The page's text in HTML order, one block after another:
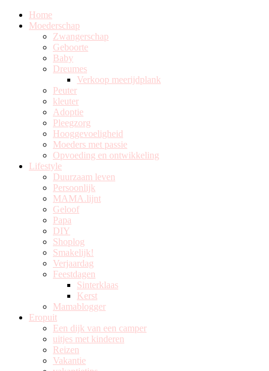
Home
Moederschap
Zwangerschap
Geboorte
Baby
Dreumes
Verkoop meerijdplank
Peuter
kleuter
Adoptie
Pleegzorg
Hooggevoeligheid
Moeders met passie
Opvoeding en ontwikkeling
Lifestyle
Duurzaam leven
Persoonlijk
MAMA.lijnt
Geloof
Papa
DIY
Shoplog
Smakelijk!
Verjaardag
Feestdagen
Sinterklaas
Kerst
Mamablogger
Eropuit
Een dijk van een camper
uitjes met kinderen
Reizen
Vakantie